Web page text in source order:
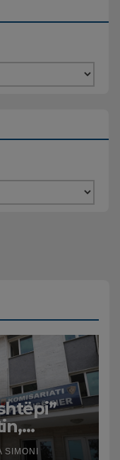
SIMONI